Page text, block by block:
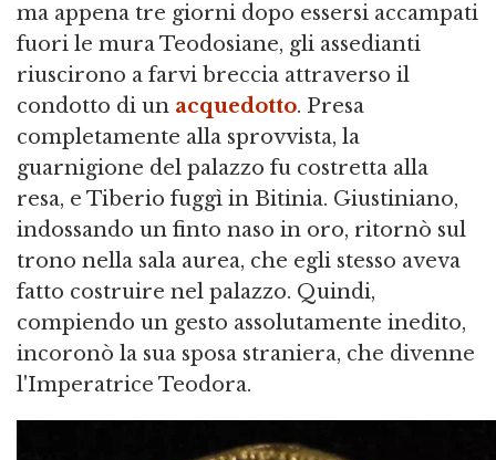
ma appena tre giorni dopo essersi accampati
fuori le mura Teodosiane, gli assedianti
riuscirono a farvi breccia attraverso il
condotto di un acquedotto. Presa
completamente alla sprovvista, la
guarnigione del palazzo fu costretta alla
resa, e Tiberio fuggì in Bitinia. Giustiniano,
indossando un finto naso in oro, ritornò sul
trono nella sala aurea, che egli stesso aveva
fatto costruire nel palazzo. Quindi,
compiendo un gesto assolutamente inedito,
incoronò la sua sposa straniera, che divenne
l'Imperatrice Teodora.